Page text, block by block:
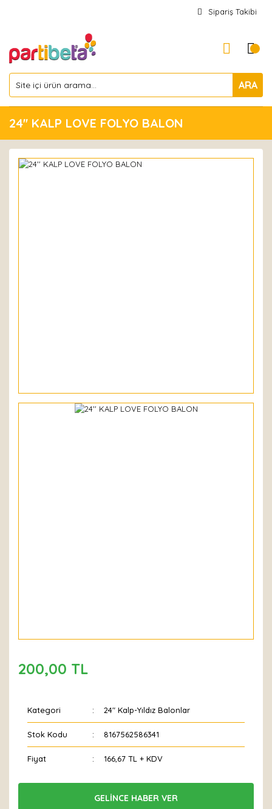
Sipariş Takibi
ARA
24'' KALP LOVE FOLYO BALON
200,00 TL
Kategori 24" Kalp-Yıldız Balonlar
Stok Kodu 8167562586341
Fiyat 166,67 TL + KDV
GELİNCE HABER VER